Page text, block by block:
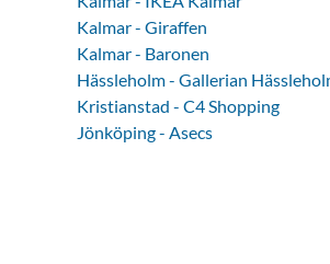
Kalmar - Giraffen
Kalmar - Baronen
Hässleholm - Gallerian
Kristianstad - C4 Shopping
Jönköping - Asecs